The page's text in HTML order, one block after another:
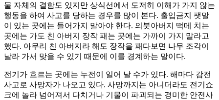
물 자체의 결함도 있지만 상식선에서 도저히 이해가 가지 않는
행동을 하여 사고를 당하는 경우를 많이 본다. 출입금지 팻말
이 있는 곳에는 들어가지 말아야 한다. 의붓아버지 떡메 치는
곳에는 가도 친 아버지 장작 패는 곳에는 가까이 가지 말라고
했다. 아무리 친 아버지라 해도 장작을 패다보면 나무 조각이
날라 가서 맞을 수 있기 때문에 이를 경계하는 말이다.
전기가 흐르는 곳에는 누전이 일어 날 수가 있다. 해마다 감전
사고로 사망자가 나오고 있다. 사망까지는 아니더라도 전기쇼
크에 놀라 넘어져서 다치거나 기물이 파괴되는 경미한 안전사